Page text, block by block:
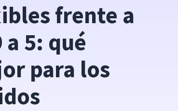
frente a
5: qué
para los